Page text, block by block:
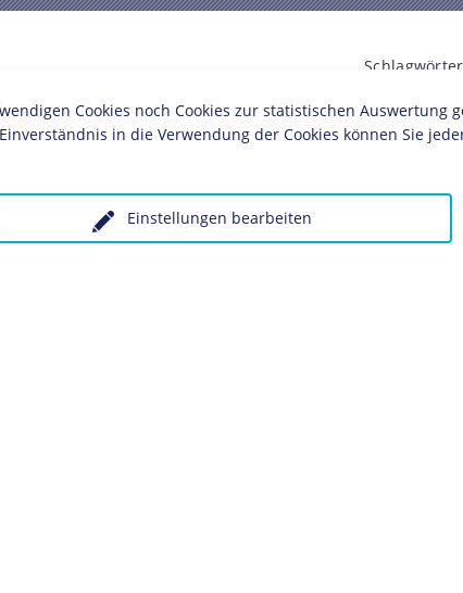
LeMO-Seite:
Wahlplakat
Cookies noch Cookies zur statistischen Auswertung
in die Verwendung der Cookies können Sie
Einstellungen bearbeiten